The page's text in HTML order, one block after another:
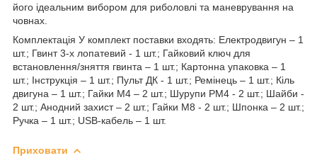
його ідеальним вибором для риболовлі та маневрування на
човнах.
Комплектація У комплект поставки входять: Електродвигун – 1
шт.; Гвинт 3-х лопатевий - 1 шт.; Гайковий ключ для
встановлення/зняття гвинта – 1 шт.; Картонна упаковка – 1
шт.; Інструкція – 1 шт.; Пульт ДК - 1 шт.; Ремінець – 1 шт.; Кіль
двигуна – 1 шт.; Гайки М4 – 2 шт.; Шурупи РМ4 - 2 шт.; Шайби -
2 шт.; Анодний захист – 2 шт.; Гайки М8 - 2 шт.; Шпонка – 2 шт.;
Ручка – 1 шт.; USB-кабель – 1 шт.
Приховати